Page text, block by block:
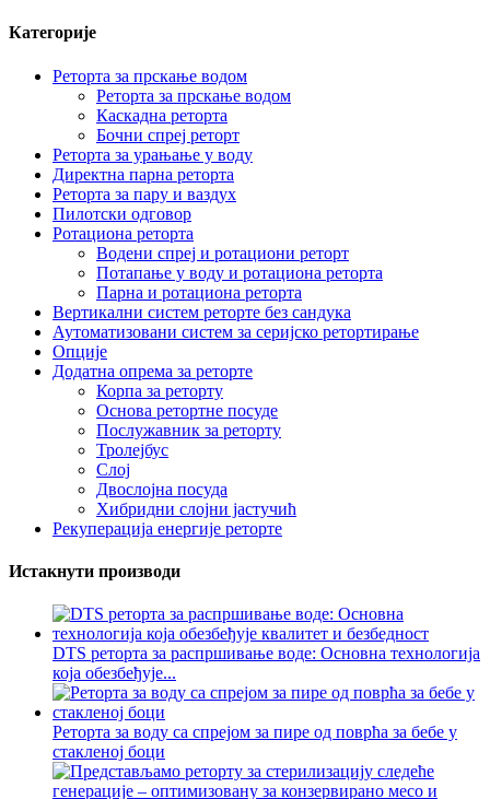
Категорије
Реторта за прскање водом
Реторта за прскање водом
Каскадна реторта
Бочни спреј реторт
Реторта за урањање у воду
Директна парна реторта
Реторта за пару и ваздух
Пилотски одговор
Ротациона реторта
Водени спреј и ротациони реторт
Потапање у воду и ротациона реторта
Парна и ротациона реторта
Вертикални систем реторте без сандука
Аутоматизовани систем за серијско ретортирање
Опције
Додатна опрема за реторте
Корпа за реторту
Основа ретортне посуде
Послужавник за реторту
Тролејбус
Слој
Двослојна посуда
Хибридни слојни јастучић
Рекуперација енергије реторте
Истакнути производи
DTS реторта за распршивање воде: Основна технологија
која обезбеђује...
Реторта за воду са спрејом за пире од поврћа за бебе у
стакленој боци